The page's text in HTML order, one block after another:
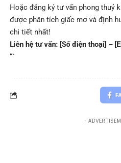
Hoặc đăng ký tư vấn phong thuỷ
được phân tích giấc mơ và định
chi tiết nhất!
Liên hệ tư vấn: [Số điện thoại] –
“`
-